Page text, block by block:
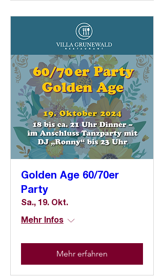
Golden Age 60/70er
Party
Sa., 19. Okt.
Mehr Infos
Mehr erfahren